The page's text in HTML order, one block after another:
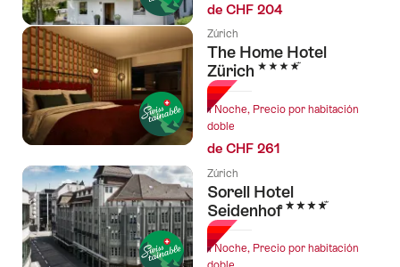
de CHF 204
Zúrich
The Home Hotel
Zürich 4 Estrellas
1 Noche, Precio por habitación
doble
de CHF 261
Zúrich
Sorell Hotel
Seidenhof 4 Estrellas
1 Noche, Precio por habitación